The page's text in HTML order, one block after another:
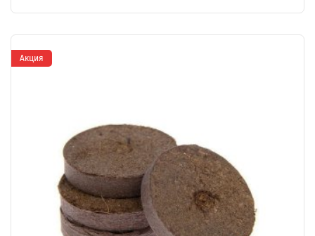
Акция